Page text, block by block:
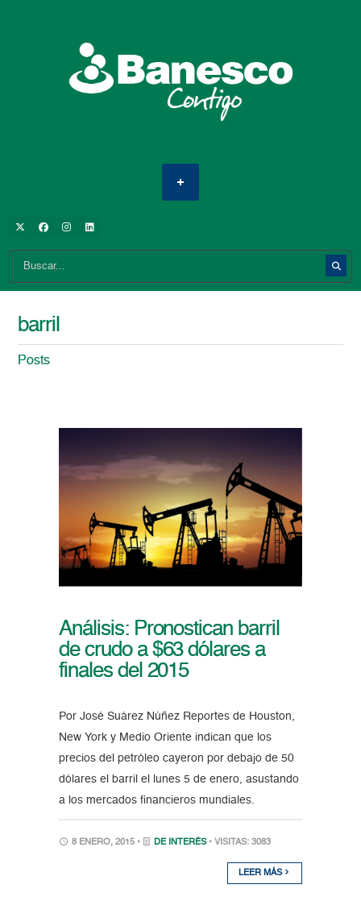
barril
Posts
Análisis: Pronostican barril
de crudo a $63 dólares a
finales del 2015
Por José Suárez Núñez Reportes de Houston,
New York y Medio Oriente indican que los
precios del petróleo cayeron por debajo de 50
dólares el barril el lunes 5 de enero, asustando
a los mercados financieros mundiales.
8 ENERO, 2015 • DE INTERÉS • VISITAS: 3083
LEER MÁS